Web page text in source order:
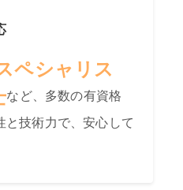
ペシャリス
など、多数の有資格
と技術力で、安心して